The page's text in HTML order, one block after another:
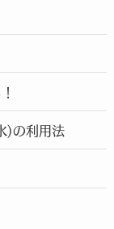
)の利用法